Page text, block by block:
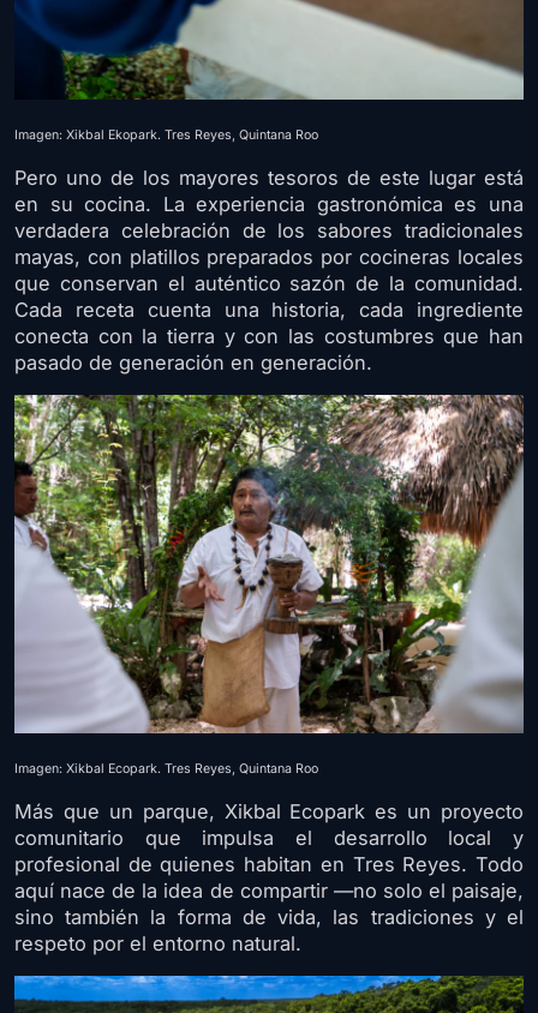
Imagen: Xikbal Ekopark. Tres Reyes, Quintana Roo
Pero uno de los mayores tesoros de este lugar está
en su cocina. La experiencia gastronómica es una
verdadera celebración de los sabores tradicionales
mayas, con platillos preparados por cocineras locales
que conservan el auténtico sazón de la comunidad.
Cada receta cuenta una historia, cada ingrediente
conecta con la tierra y con las costumbres que han
pasado de generación en generación.
Imagen: Xikbal Ecopark. Tres Reyes, Quintana Roo
Más que un parque, Xikbal Ecopark es un proyecto
comunitario que impulsa el desarrollo local y
profesional de quienes habitan en Tres Reyes. Todo
aquí nace de la idea de compartir —no solo el paisaje,
sino también la forma de vida, las tradiciones y el
respeto por el entorno natural.